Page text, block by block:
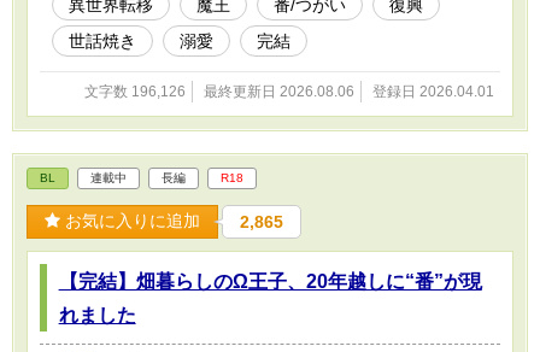
異世界転移
魔王 番/つがい
復興
世話焼き
溺愛 完結
文字数 196,126 最終更新日 2026.08.06 登録日 2026.04.01
BL 連載中 長編 R18
お気に入りに追加 2,865
【完結】畑暮らしのΩ王子、20年越しに“番”が現
れました